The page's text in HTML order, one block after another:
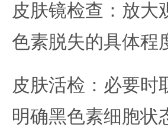
皮肤镜检查：放大
色素脱失的具体程
皮肤活检：必要时
明确黑色素细胞状